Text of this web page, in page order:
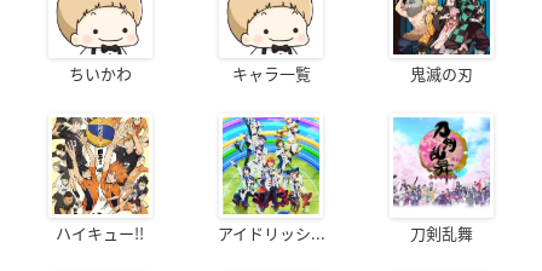
ちいかわ キャラ一覧 鬼滅の刃
ハイキュー!! アイドリッシ... 刀剣乱舞